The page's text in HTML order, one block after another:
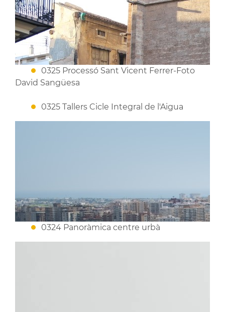
0325 Processó Sant Vicent Ferrer-Foto
David Sangüesa
0325 Tallers Cicle Integral de l'Aigua
0324 Panoràmica centre urbà